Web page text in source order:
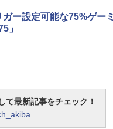
ー設定可能な75%ゲー
」
最新記事をチェック！